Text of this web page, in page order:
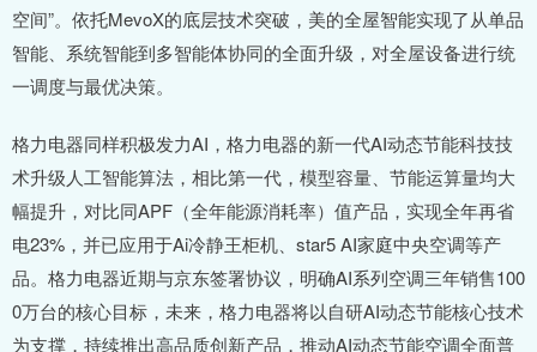
空间”。依托MevoX的底层技术突破，美的全屋智能实现了从单品
智能、系统智能到多智能体协同的全面升级，对全屋设备进行统
一调度与最优决策。
格力电器同样积极发力AI，格力电器的新一代AI动态节能科技技
术升级人工智能算法，相比第一代，模型容量、节能运算量均大
幅提升，对比同APF（全年能源消耗率）值产品，实现全年再省
电23%，并已应用于Ai冷静王柜机、star5 AI家庭中央空调等产
品。格力电器近期与京东签署协议，明确AI系列空调三年销售100
0万台的核心目标，未来，格力电器将以自研AI动态节能核心技术
为支撑，持续推出高品质创新产品，推动AI动态节能空调全面普